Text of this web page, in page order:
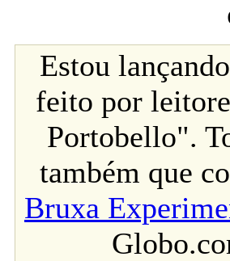
Estou
feito por
Portobello".
também que
Bruxa